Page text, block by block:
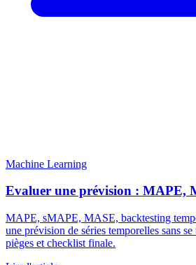
Machine Learning
Evaluer une prévision : MAPE,
MAPE, sMAPE, MASE, backtesting
une prévision de séries temporelles sans
pièges et checklist finale.